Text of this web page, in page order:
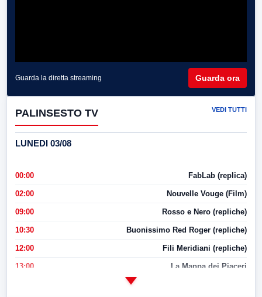
Guarda la diretta streaming Guarda ora
PALINSESTO TV VEDI TUTTI
LUNEDI 03/08
00:00 FabLab (replica)
02:00 Nouvelle Vouge (Film)
09:00 Rosso e Nero (repliche)
10:30 Buonissimo Red Roger (repliche)
12:00 Fili Meridiani (repliche)
13:00 La Mappa dei Piaceri